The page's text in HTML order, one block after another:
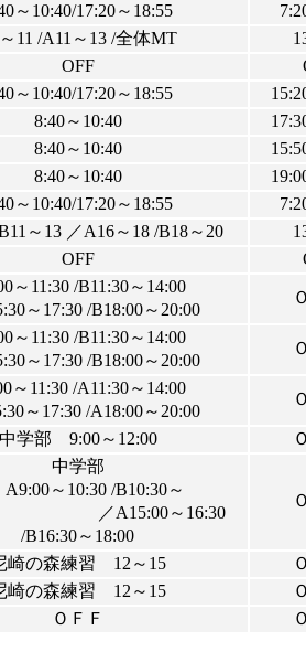
～10:40/17:20～18:55
11 /A11～13 /全体MT
OFF
～10:40/17:20～18:55
8:40～10:40
8:40～10:40
8:40～10:40
～10:40/17:20～18:55
～13 ／A16～18 /B18～20
OFF
～11:30 /B11:30～14:00
～17:30 /B18:00～20:00
～11:30 /B11:30～14:00
～17:30 /B18:00～20:00
～11:30 /A11:30～14:00
～17:30 /A18:00～20:00
中学部 9:00～12:00
中学部
～10:30 /B10:30～
／A15:00～16:30
/B16:30～18:00
崎の森練習 12～15
崎の森練習 12～15
ＯＦＦ